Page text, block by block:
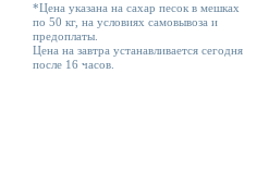
*Цена указана на сахар песок в мешках
по 50 кг, на условиях самовывоза и
предоплаты.
Цена на завтра устанавливается сегодня
после 16 часов.